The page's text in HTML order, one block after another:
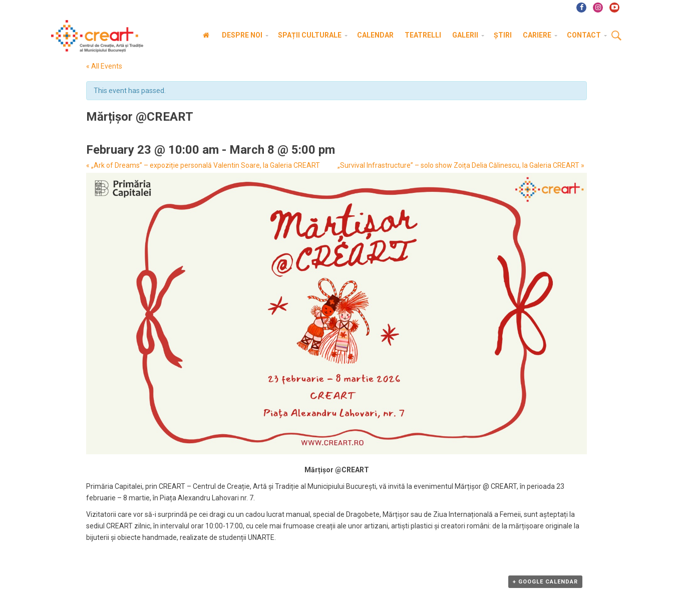
DESPRE NOI SPAȚII CULTURALE CALENDAR TEATRELLI GALERII ȘTIRI CARIERE CONTACT
« All Events
This event has passed.
Mărțișor @CREART
February 23 @ 10:00 am - March 8 @ 5:00 pm
Event
Navigation
« „Ark of Dreams” – expoziție personală Valentin Soare, la Galeria CREART „Survival Infrastructure” – solo show Zoița Delia Călinescu, la Galeria CREART »
Mărțișor @CREART
Primăria Capitalei, prin CREART – Centrul de Creație, Artă și Tradiție al Municipiului București, vă invită la evenimentul Mărțișor @ CREART, în perioada 23
februarie – 8 martie, în Piața Alexandru Lahovari nr. 7.
Vizitatorii care vor să-i surprindă pe cei dragi cu un cadou lucrat manual, special de Dragobete, Mărțișor sau de Ziua Internațională a Femeii, sunt așteptați la
sediul CREART zilnic, în intervalul orar 10:00-17:00, cu cele mai frumoase creații ale unor artizani, artiști plastici și creatori români: de la mărțișoare originale la
bijuterii și obiecte handmade, realizate de studenții UNARTE.
+ GOOGLE CALENDAR